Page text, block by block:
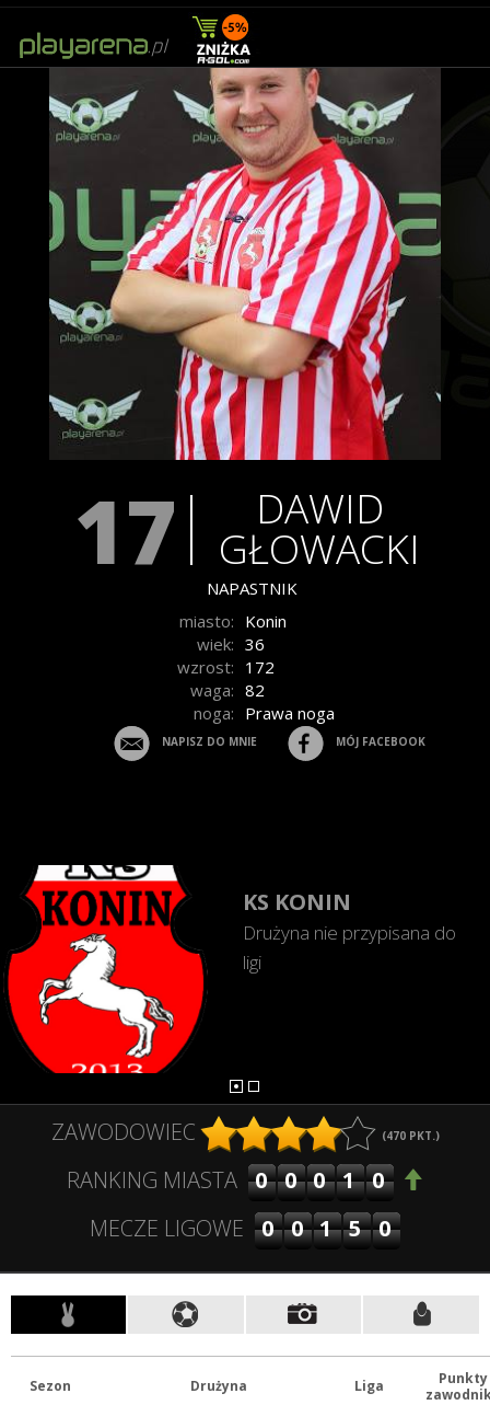
17 DAWID
GŁOWACKI
NAPASTNIK
miasto: Konin
wiek: 36
wzrost: 172
waga: 82
noga: Prawa noga
NAPISZ DO MNIE MÓJ FACEBOOK
KS KONIN
Drużyna nie przypisana do
ligi
ZAWODOWIEC (470PKT.)
RANKING MIASTA 00010
MECZE LIGOWE
00150
Sezon Drużyna Liga
Punkty